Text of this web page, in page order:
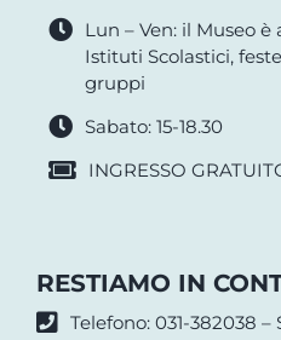
Lun – Ven: il Museo
Istituti Scolastici,
gruppi
Sabato: 15-18.30
INGRESSO
RESTIAMO IN
Telefono: 031-382038 –